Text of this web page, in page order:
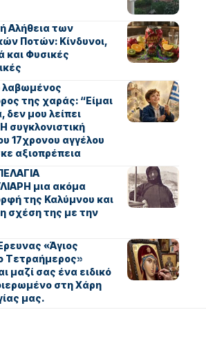
Αλήθεια των
Ποτών: Κίνδυνοι,
και Φυσικές
λαβωμένος
της χαράς: “Είμαι
δεν μου λείπει
συγκλονιστική
17χρονου αγγέλου
αξιοπρέπεια
μια ακόμα
της Καλύμνου και
σχέση της με την
«Άγιος
Τετραήμερος»
μαζί σας ένα ειδικό
στη Χάρη
μας.